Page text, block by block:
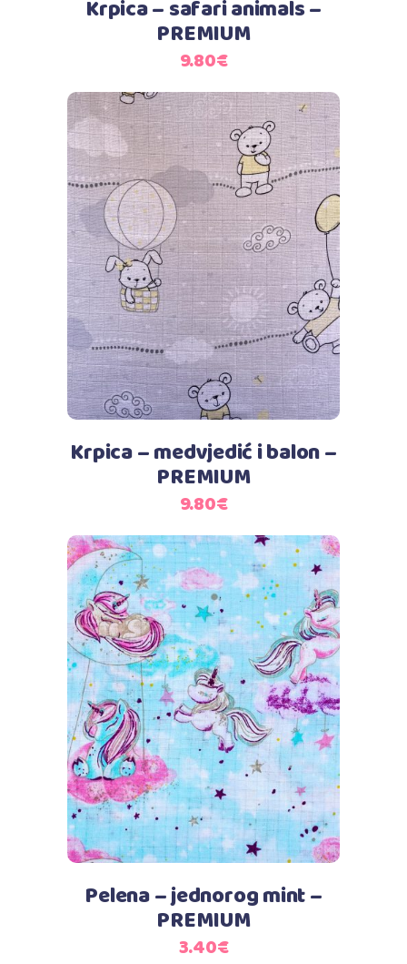
Krpica – safari animals –
PREMIUM
9.80€
Dodaj u košaricu
Krpica – medvjedić i balon –
PREMIUM
9.80€
Dodaj u košaricu
Pelena – jednorog mint –
PREMIUM
3.40€